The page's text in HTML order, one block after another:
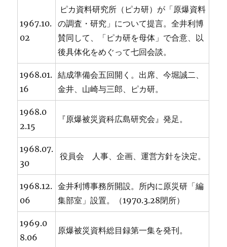
1967.10.
02
ピカ資料研究所（ピカ研）が「原爆資料
の調査・研究」について提言。全井利博
賛同して、「ピカ研を母体」で合意、以
後具体化をめぐって七回会談。
1968.01.
16
結成準備会五回開く。出席、今堀誠二、
金井、山崎与三郎、ピカ研。
1968.0
2.15
『原爆被災資科広島研究会』発足。
1968.07.
30
役員会 人事、企画、運営方針を決定。
1968.12.
06
金井利博事務所開設。所内に原災研「編
集部室」設置。（1970.3.28閉所）
1969.0
8.06
原爆被災資料総目録第一集を発刊。